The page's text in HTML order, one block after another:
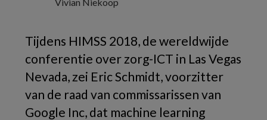
Tijdens HIMSS 2018, de wereldwijde
conferentie over zorg-ICT in Las Vegas
Nevada, zei Eric Schmidt, voorzitter
van de raad van commissarissen van
Google Inc, dat machine learning